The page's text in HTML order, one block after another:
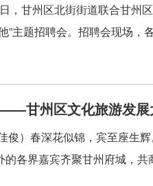
，甘州区北街街道联合甘州
”主题招聘会。招聘会现场，
甘州区文化旅游发
俊）春深花似锦，宾至座生
各界嘉宾齐聚甘州府城，共